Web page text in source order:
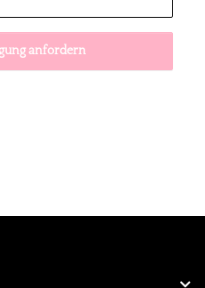
anfordern